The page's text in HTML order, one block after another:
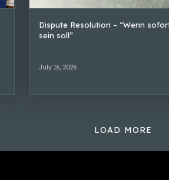
Dispute Resolution – “Wenn
sein soll”
July 16, 2026
LOAD MORE